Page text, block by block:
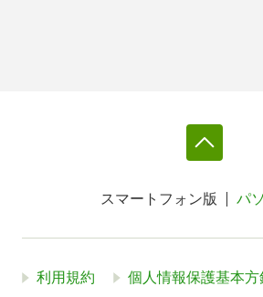
スマートフォン版 パ
利用規約 個人情報保護基本方